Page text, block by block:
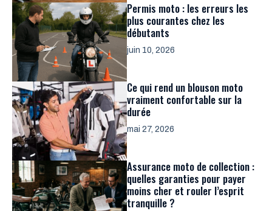
Permis moto : les erreurs les
plus courantes chez les
débutants
juin 10, 2026
Ce qui rend un blouson moto
vraiment confortable sur la
durée
mai 27, 2026
Assurance moto de collection :
quelles garanties pour payer
moins cher et rouler l’esprit
tranquille ?